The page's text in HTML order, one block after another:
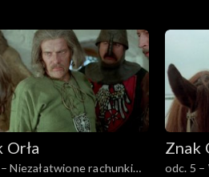
Orła
Niezałatwione rachunki
Znak
odc. 5 –